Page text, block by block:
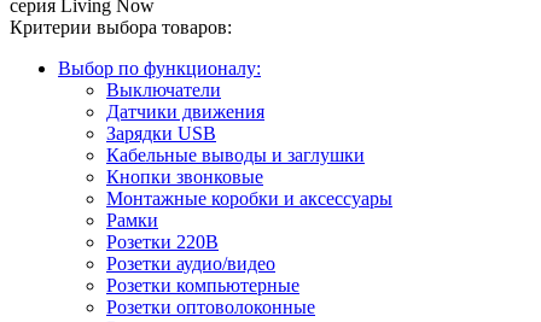
серия Living Now
Критерии выбора товаров:
Выбор по функционалу:
Выключатели
Датчики движения
Зарядки USB
Кабельные выводы и заглушки
Кнопки звонковые
Монтажные коробки и аксессуары
Рамки
Розетки 220В
Розетки аудио/видео
Розетки компьютерные
Розетки оптоволоконные